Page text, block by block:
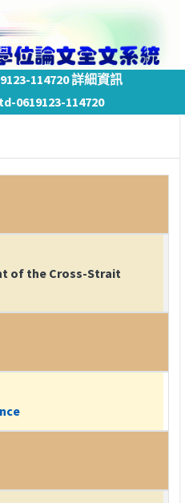
114720 詳細資訊
0619123-114720
of the Cross-Strait